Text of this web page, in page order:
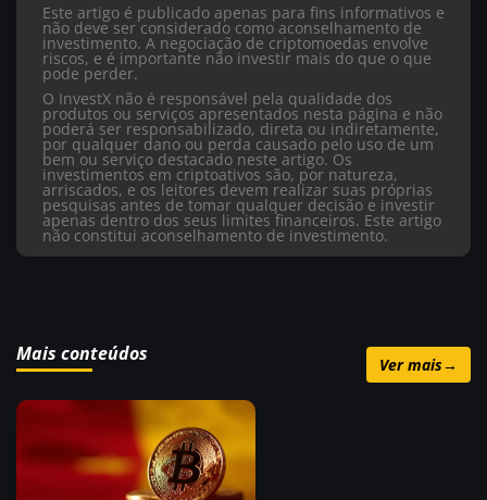
Este artigo é publicado apenas para fins informativos e
não deve ser considerado como aconselhamento de
investimento. A negociação de criptomoedas envolve
riscos, e é importante não investir mais do que o que
pode perder.
O InvestX não é responsável pela qualidade dos
produtos ou serviços apresentados nesta página e não
poderá ser responsabilizado, direta ou indiretamente,
por qualquer dano ou perda causado pelo uso de um
bem ou serviço destacado neste artigo. Os
investimentos em criptoativos são, por natureza,
arriscados, e os leitores devem realizar suas próprias
pesquisas antes de tomar qualquer decisão e investir
apenas dentro dos seus limites financeiros. Este artigo
não constitui aconselhamento de investimento.
Mais conteúdos Ver mais→